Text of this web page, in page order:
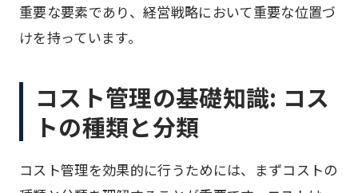
重要な要素であり、経営戦略において重要な位置づ
けを持っています。
コスト管理の基礎知識: コス
トの種類と分類
コスト管理を効果的に行うためには、まずコストの